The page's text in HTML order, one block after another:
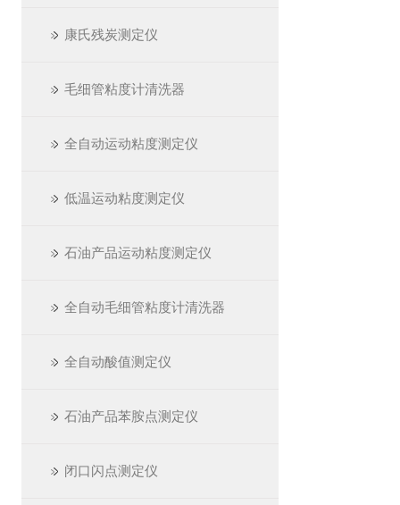
康氏残炭测定仪
毛细管粘度计清洗器
全自动运动粘度测定仪
低温运动粘度测定仪
石油产品运动粘度测定仪
全自动毛细管粘度计清洗器
全自动酸值测定仪
石油产品苯胺点测定仪
闭口闪点测定仪